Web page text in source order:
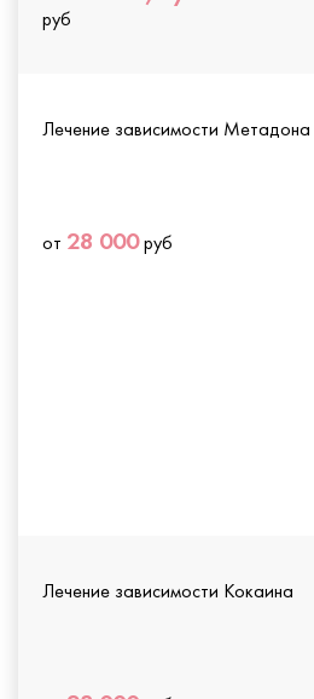
руб
Лечение зависимости Метадона
от 28 000руб
Лечение зависимости Кокаина